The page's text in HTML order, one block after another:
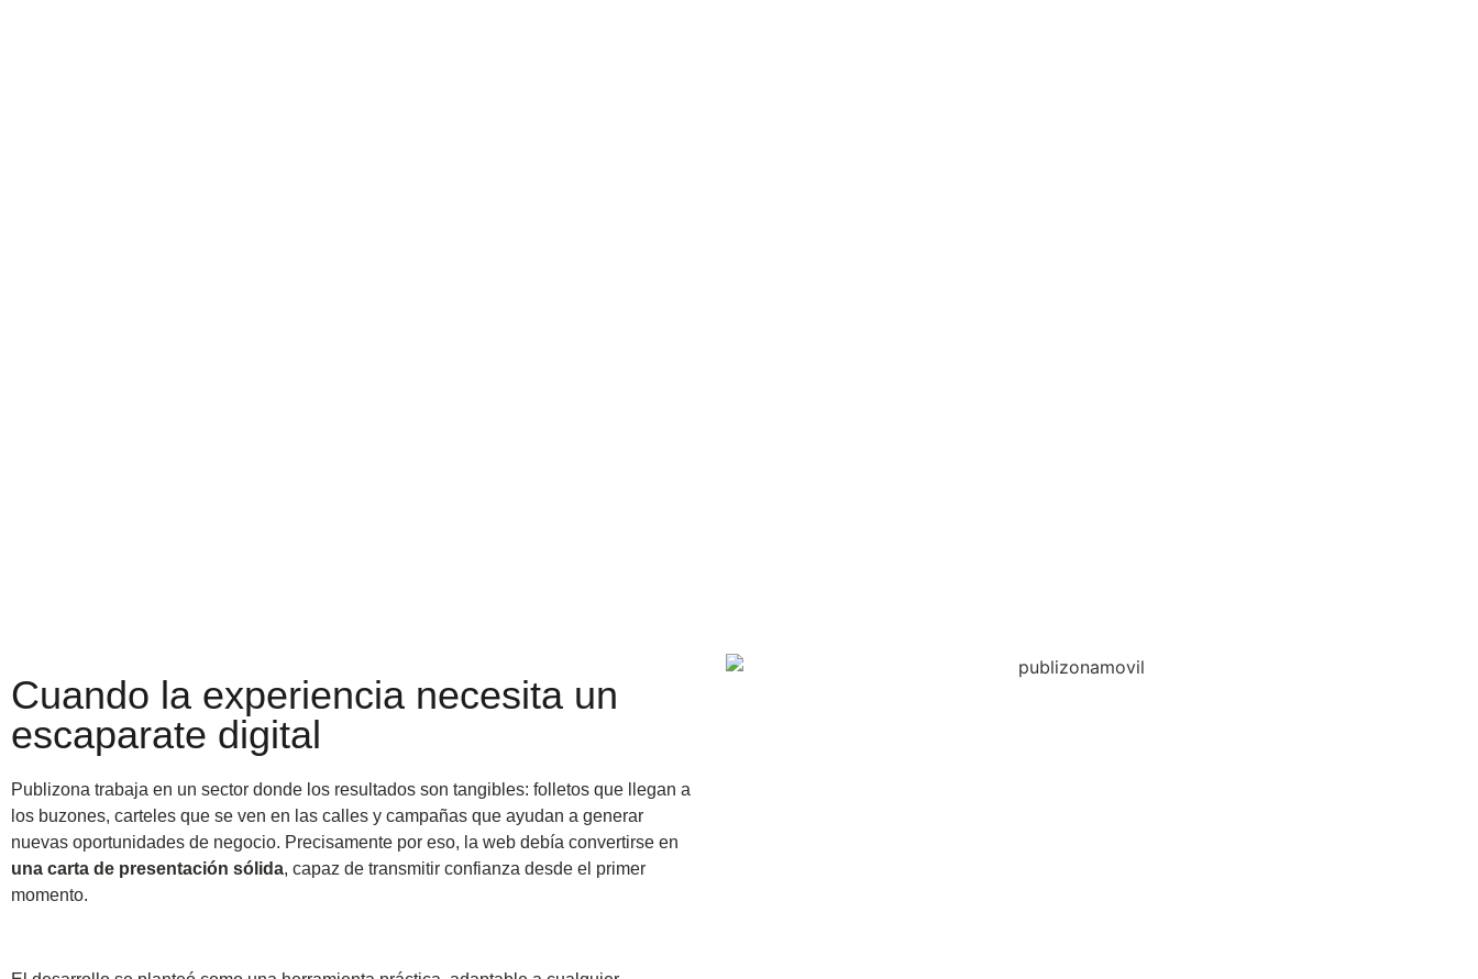
Cuando la experiencia necesita un
escaparate digital
Publizona trabaja en un sector donde los resultados son tangibles: folletos que llegan a
los buzones, carteles que se ven en las calles y campañas que ayudan a generar
nuevas oportunidades de negocio. Precisamente por eso, la web debía convertirse en
una carta de presentación sólida, capaz de transmitir confianza desde el primer
momento.